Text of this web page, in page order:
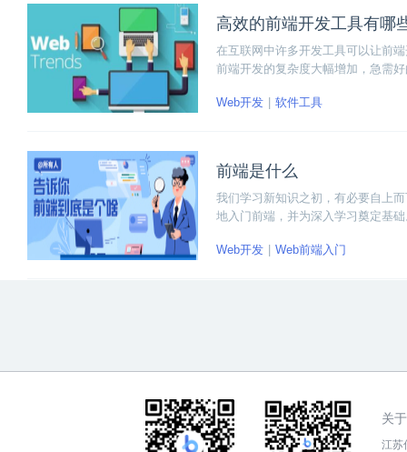
高效的前端开发工具有哪
在互联网中许多开发工具可以让前
前端开发的复杂度大幅增加，急需
Web开发
软件工具
前端是什么
我们学习新知识之初，有必要自上
地入门前端，并为深入学习奠定基
Web开发 Web前端入门
关
江苏